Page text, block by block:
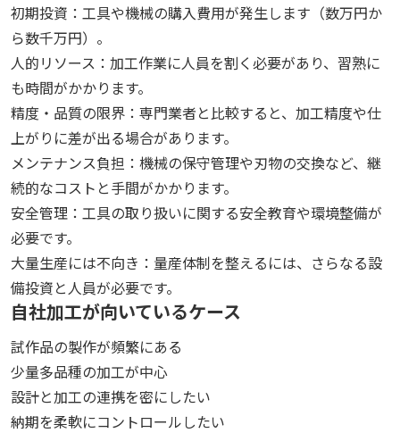
初期投資：工具や機械の購入費用が発生します（数万円か
ら数千万円）。
人的リソース：加工作業に人員を割く必要があり、習熟に
も時間がかかります。
精度・品質の限界：専門業者と比較すると、加工精度や仕
上がりに差が出る場合があります。
メンテナンス負担：機械の保守管理や刃物の交換など、継
続的なコストと手間がかかります。
安全管理：工具の取り扱いに関する安全教育や環境整備が
必要です。
大量生産には不向き：量産体制を整えるには、さらなる設
備投資と人員が必要です。
自社加工が向いているケース
試作品の製作が頻繁にある
少量多品種の加工が中心
設計と加工の連携を密にしたい
納期を柔軟にコントロールしたい